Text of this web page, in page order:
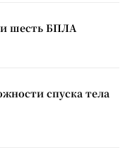
шесть БПЛА
спуска тела